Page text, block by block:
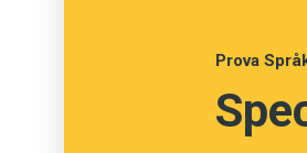
Ordlistan har tagits
Stenmarks termer,
Prova